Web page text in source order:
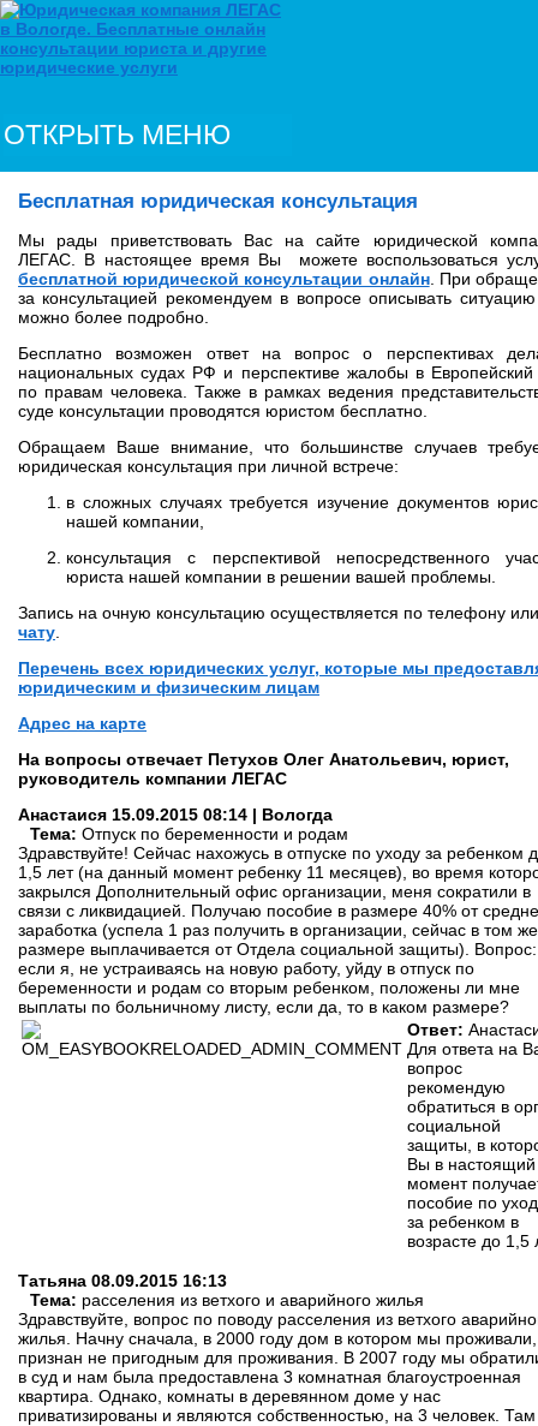
ОТКРЫТЬ МЕНЮ
Бесплатная юридическая консультация
Мы рады приветствовать Вас на сайте юридической
ЛЕГАС. В настоящее время Вы можете воспользоваться
бесплатной юридической консультации онлайн. При
за консультацией рекомендуем в вопросе описывать ситуацию
можно более подробно.
Бесплатно возможен ответ на вопрос о перспективах
национальных судах РФ и перспективе жалобы в Европейский
по правам человека. Также в рамках ведения
суде консультации проводятся юристом бесплатно.
Обращаем Ваше внимание, что большинстве случаев
юридическая консультация при личной встрече:
в сложных случаях требуется изучение документов
нашей компании,
консультация с перспективой непосредственного
юриста нашей компании в решении вашей проблемы.
Запись на очную консультацию осуществляется по телефону или
чату
Перечень всех юридических услуг, которые мы
юридическим и физическим лицам
Адрес на карте
На вопросы отвечает Петухов Олег Анатольевич, юрист,
руководитель компании ЛЕГАС
Анастаися 15.09.2015 08:14 | Вологда
Тема: Отпуск по беременности и родам
Здравствуйте! Сейчас нахожусь в отпуске по уходу за ребенком
1,5 лет (на данный момент ребенку 11 месяцев), во время
закрылся Дополнительный офис организации, меня сократили в
связи с ликвидацией. Получаю пособие в размере 40% от
заработка (успела 1 раз получить в организации, сейчас в том же
размере выплачивается от Отдела социальной защиты). Вопрос:
если я, не устраиваясь на новую работу, уйду в отпуск по
беременности и родам со вторым ребенком, положены ли мне
выплаты по больничному листу, если да, то в каком размере?
Ответ:
Для ответа на
вопрос
рекомендую
обратиться в
социальной
защиты, в
Вы в настоящий
момент
пособие по
за ребенком в
возрасте до 1,5
Татьяна 08.09.2015 16:13
Тема: расселения из ветхого и аварийного жилья
Здравствуйте, вопрос по поводу расселения из ветхого
жилья. Начну сначала, в 2000 году дом в котором мы проживали,
признан не пригодным для проживания. В 2007 году мы
в суд и нам была предоставлена 3 комнатная благоустроенная
квартира. Однако, комнаты в деревянном доме у нас
приватизированы и являются собственностью, на 3 человек. Там